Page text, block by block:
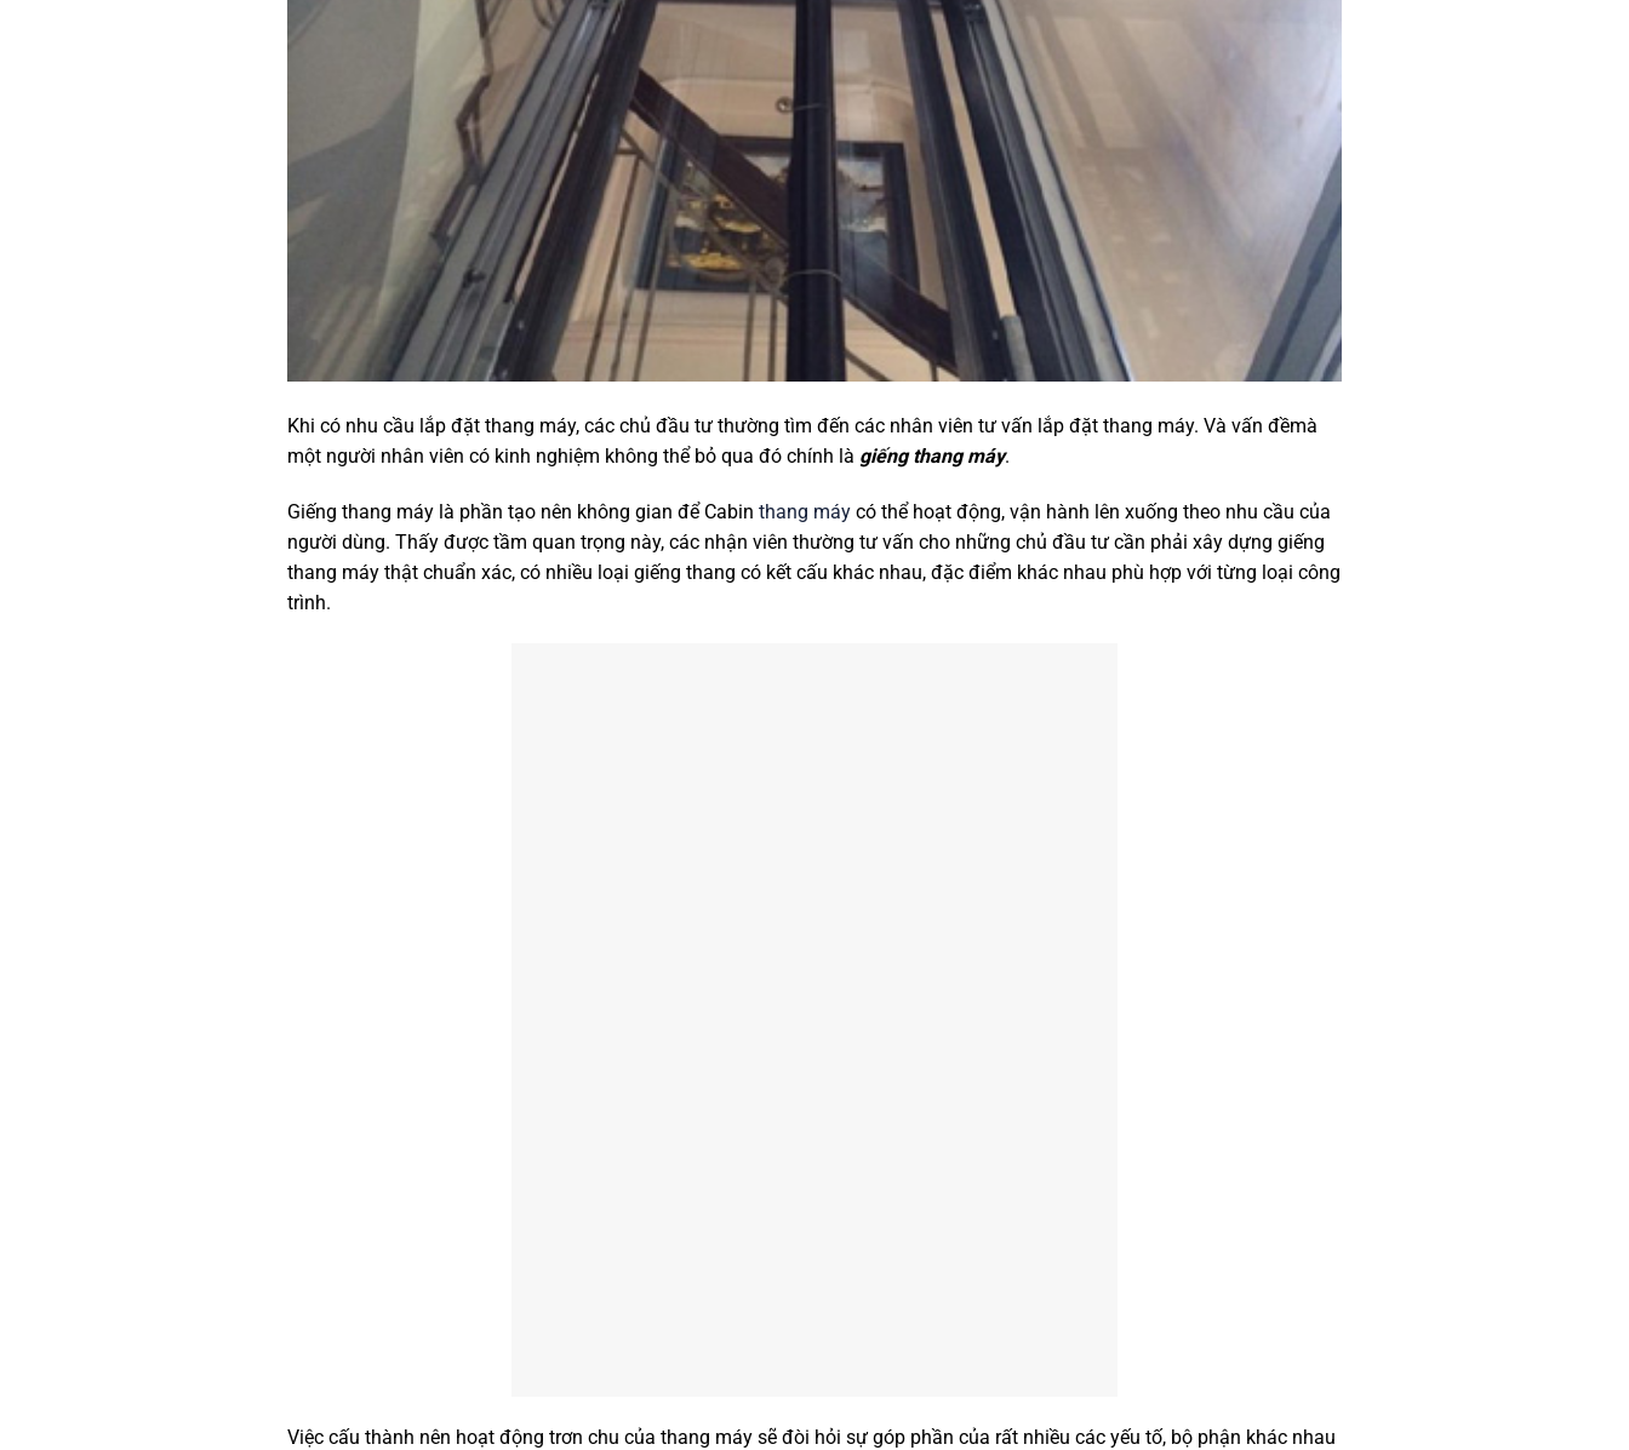
Khi có nhu cầu lắp đặt thang máy, các chủ đầu tư thường tìm đến các nhân viên tư vấn lắp đặt thang máy. Và vấn đềmà
một người nhân viên có kinh nghiệm không thể bỏ qua đó chính là giếng thang máy.
Giếng thang máy là phần tạo nên không gian để Cabin thang máy có thể hoạt động, vận hành lên xuống theo nhu cầu của
người dùng. Thấy được tầm quan trọng này, các nhận viên thường tư vấn cho những chủ đầu tư cần phải xây dựng giếng
thang máy thật chuẩn xác, có nhiều loại giếng thang có kết cấu khác nhau, đặc điểm khác nhau phù hợp với từng loại công
trình.
Việc cấu thành nên hoạt động trơn chu của thang máy sẽ đòi hỏi sự góp phần của rất nhiều các yếu tố, bộ phận khác nhau